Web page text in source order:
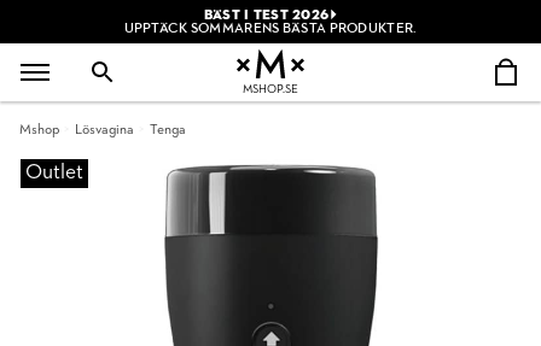
BÄST I TEST 2026
UPPTÄCK SOMMARENS BÄSTA PRODUKTER.
MSHOP.SE
Mshop Lösvagina Tenga
Outlet